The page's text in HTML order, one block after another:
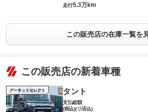
走行5.3万km
この販売店の在庫一覧を
この販売店の新着車種
グーネットセレクト タント
支払総額
(税込)(リ済込)